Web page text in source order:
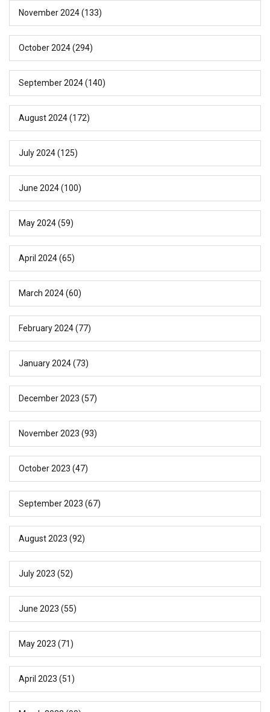
November 2024(133)
October 2024(294)
September 2024(140)
August 2024(172)
July 2024(125)
June 2024(100)
May 2024(59)
April 2024(65)
March 2024(60)
February 2024(77)
January 2024(73)
December 2023 (57)
November 2023 (93)
October 2023 (47)
September 2023 (67)
August 2023 (92)
July 2023 (52)
June 2023 (55)
May 2023 (71)
April 2023 (51)